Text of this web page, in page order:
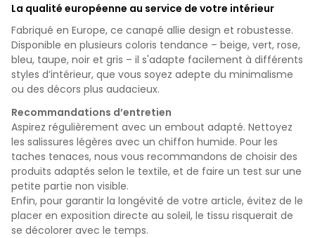
La qualité européenne au service de votre intérieur
Fabriqué en Europe, ce canapé allie design et robustesse.
Disponible en plusieurs coloris tendance – beige, vert, rose,
bleu, taupe, noir et gris – il s'adapte facilement à différents
styles d’intérieur, que vous soyez adepte du minimalisme
ou des décors plus audacieux.
Recommandations d’entretien
Aspirez régulièrement avec un embout adapté. Nettoyez
les salissures légères avec un chiffon humide. Pour les
taches tenaces, nous vous recommandons de choisir des
produits adaptés selon le textile, et de faire un test sur une
petite partie non visible.
Enfin, pour garantir la longévité de votre article, évitez de le
placer en exposition directe au soleil, le tissu risquerait de
se décolorer avec le temps.